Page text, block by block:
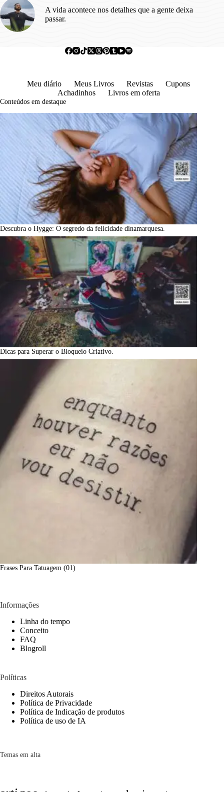
A vida acontece nos detalhes que a gente deixa
passar.
Meu diário Meus Livros Revistas
Cupons
Achadinhos
Livros em oferta
Conteúdos em destaque
Descubra o Hygge: O segredo da felicidade dinamarquesa.
Dicas para Superar o Bloqueio Criativo.
Frases Para Tatuagem (01)
Informações
Linha do tempo
Conceito
FAQ
Blogroll
Políticas
Direitos Autorais
Política de Privacidade
Política de Indicação de produtos
Política de uso de IA
Temas em alta